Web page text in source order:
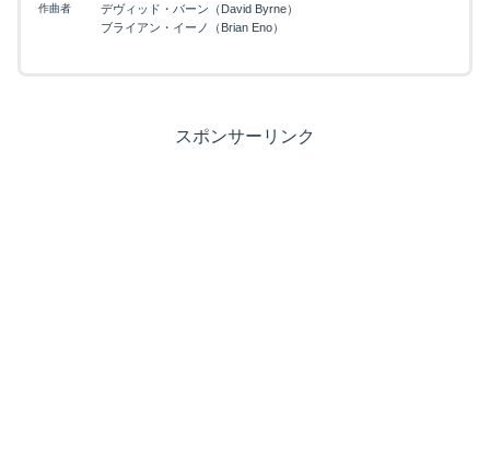
作曲者
デヴィッド・バーン（David Byrne）
ブライアン・イーノ（Brian Eno）
スポンサーリンク